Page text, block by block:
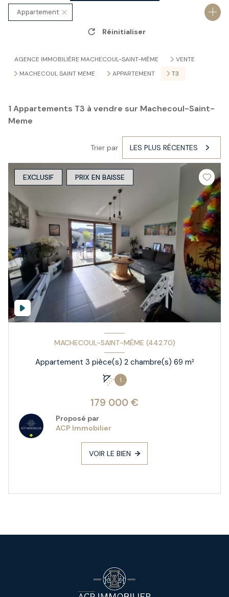
Appartement
44270 - Machecoul-saint-mêmeRéinitialiser
AGENCE IMMOBILIÈRE MACHECOUL-SAINT-MÊME
VENTE
MACHECOUL SAINT MEME
APPARTEMENT T3
1 Appartements T3 à vendre sur Machecoul-Saint-
Meme
Trier par LES PLUS RÉCENTES
EXCLUSIF PRIX EN BAISSE
MACHECOUL-SAINT-MÊME (44270)
Appartement 3 pièce(s) 2 chambre(s) 69 m²
1
179 000 €
Proposé par
ACP Immobilier
VOIR LE BIEN